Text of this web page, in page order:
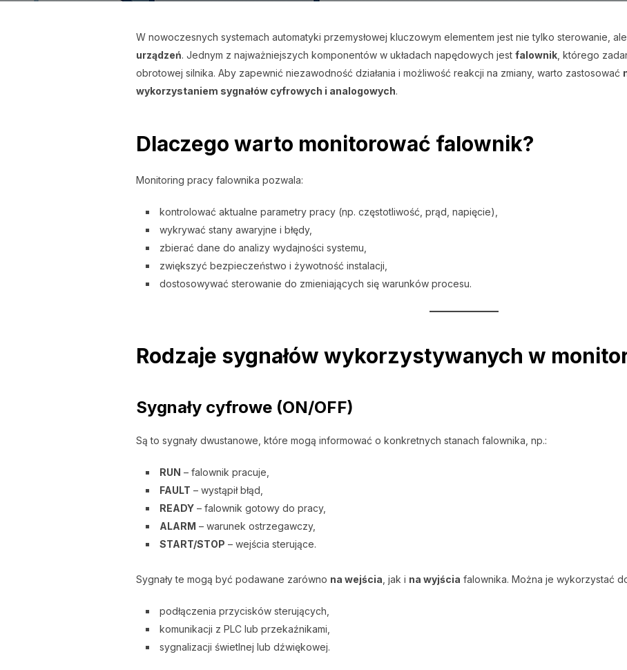
W nowoczesnych systemach automatyki przemysłowej kluczowym elementem jest nie tylko sterowanie,
urządzeń. Jednym z najważniejszych komponentów w układach napędowych jest falownik , którego
obrotowej silnika. Aby zapewnić niezawodność działania i możliwość reakcji na zmiany, warto zastosować
wykorzystaniem sygnałów cyfrowych i analogowych.
Dlaczego warto monitorować falownik?
Monitoring pracy falownika pozwala:
kontrolować aktualne parametry pracy (np. częstotliwość, prąd, napięcie),
wykrywać stany awaryjne i błędy,
zbierać dane do analizy wydajności systemu,
zwiększyć bezpieczeństwo i żywotność instalacji,
dostosowywać sterowanie do zmieniających się warunków procesu.
Rodzaje sygnałów wykorzystywanych w
Sygnały cyfrowe (ON/OFF)
Są to sygnały dwustanowe, które mogą informować o konkretnych stanach falownika, np.:
RUN – falownik pracuje,
FAULT – wystąpił błąd,
READY – falownik gotowy do pracy,
ALARM – warunek ostrzegawczy,
START/STOP – wejścia sterujące.
Sygnały te mogą być podawane zarówno na wejścia , jak i na wyjścia falownika. Można je wykorzystać
podłączenia przycisków sterujących,
komunikacji z PLC lub przekaźnikami,
sygnalizacji świetlnej lub dźwiękowej.